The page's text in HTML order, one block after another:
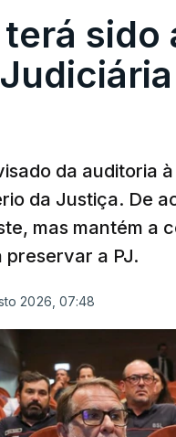
sido
da auditoria
da Justiça. De
mas mantém a
preservar a PJ.
2026, 07:48